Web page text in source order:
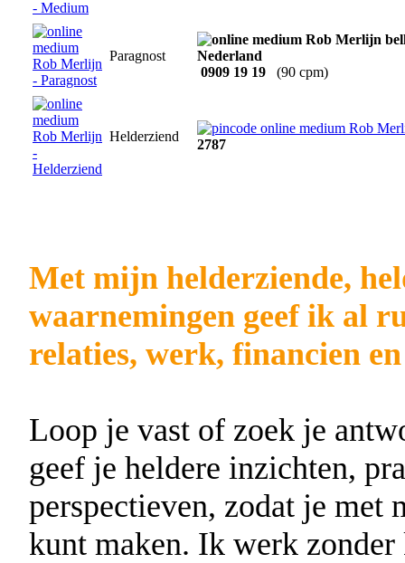
Paragnost
0909 19 19
(90 cpm)
Helderziend
2787
Met mijn helderziende,
waarnemingen geef ik al
relaties, werk, financien
Loop je vast of zoek je
geef je heldere inzichten,
perspectieven, zodat je met
kunt maken. Ik werk zonder